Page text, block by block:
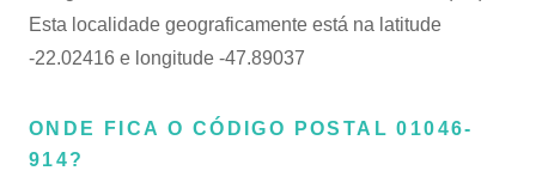
Esta localidade geograficamente está na latitude
-22.02416 e longitude -47.89037
ONDE FICA O CÓDIGO POSTAL 01046-
914?